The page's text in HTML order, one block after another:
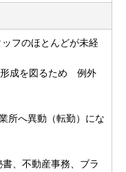
フのほとんどが未経
形成を図るため 例外
所へ異動（転勤）にな
、不動産事務、ブラ